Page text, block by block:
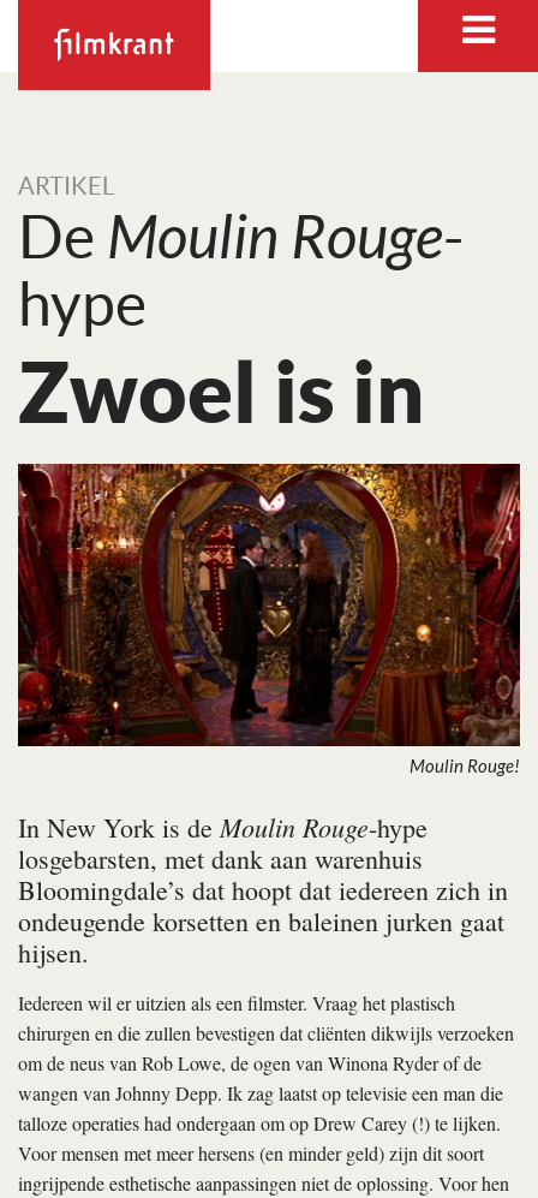
ARTIKEL
De Moulin Rouge-
hype
Zwoel is in
Moulin Rouge!
In New York is deMoulin Rouge-hype
losgebarsten, met dank aan warenhuis
Bloomingdale’s dat hoopt dat iedereen zich in
ondeugende korsetten en baleinen jurken gaat
hijsen.
Iedereen wil er uitzien als een filmster. Vraag het plastisch
chirurgen en die zullen bevestigen dat cliënten dikwijls verzoeken
om de neus van Rob Lowe, de ogen van Winona Ryder of de
wangen van Johnny Depp. Ik zag laatst op televisie een man die
talloze operaties had ondergaan om op Drew Carey (!) te lijken.
Voor mensen met meer hersens (en minder geld) zijn dit soort
ingrijpende esthetische aanpassingen niet de oplossing. Voor hen